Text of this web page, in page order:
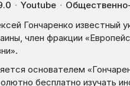
· Youtube ·
Гончаренко известный
член фракции
основателем
бесплатно изучать